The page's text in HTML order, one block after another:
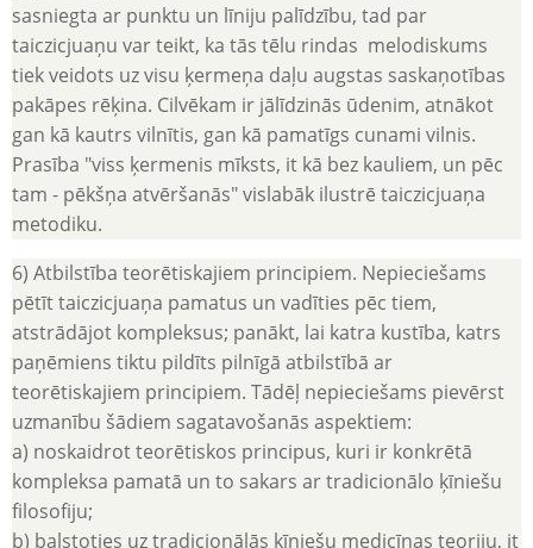
sasniegta ar punktu un līniju palīdzību, tad par
taiczicjuaņu var teikt, ka tās tēlu rindas melodiskums
tiek veidots uz visu ķermeņa daļu augstas saskaņotības
pakāpes rēķina. Cilvēkam ir jālīdzinās ūdenim, atnākot
gan kā kautrs vilnītis, gan kā pamatīgs cunami vilnis.
Prasība "viss ķermenis mīksts, it kā bez kauliem, un pēc
tam - pēkšņa atvēršanās" vislabāk ilustrē taiczicjuaņa
metodiku.
6) Atbilstība teorētiskajiem principiem. Nepieciešams
pētīt taiczicjuaņa pamatus un vadīties pēc tiem,
atstrādājot kompleksus; panākt, lai katra kustība, katrs
paņēmiens tiktu pildīts pilnīgā atbilstībā ar
teorētiskajiem principiem. Tādēļ nepieciešams pievērst
uzmanību šādiem sagatavošanās aspektiem:
a) noskaidrot teorētiskos principus, kuri ir konkrētā
kompleksa pamatā un to sakars ar tradicionālo ķīniešu
filosofiju;
b) balstoties uz tradicionālās ķīniešu medicīnas teoriju, it